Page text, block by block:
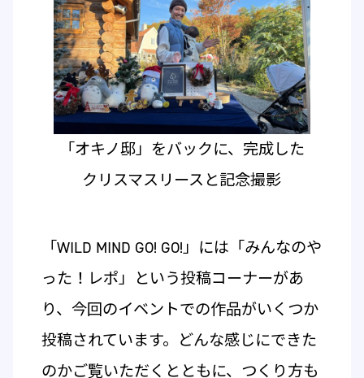
「オキノ邸」をバックに、完成した
クリスマスリースと記念撮影
「WILD MIND GO! GO!」には「みんなのや
った！レポ」という投稿コーナーがあ
り、今回のイベントでの作品がいくつか
投稿されています。どんな感じにできた
のかご覧いただくとともに、つくり方も